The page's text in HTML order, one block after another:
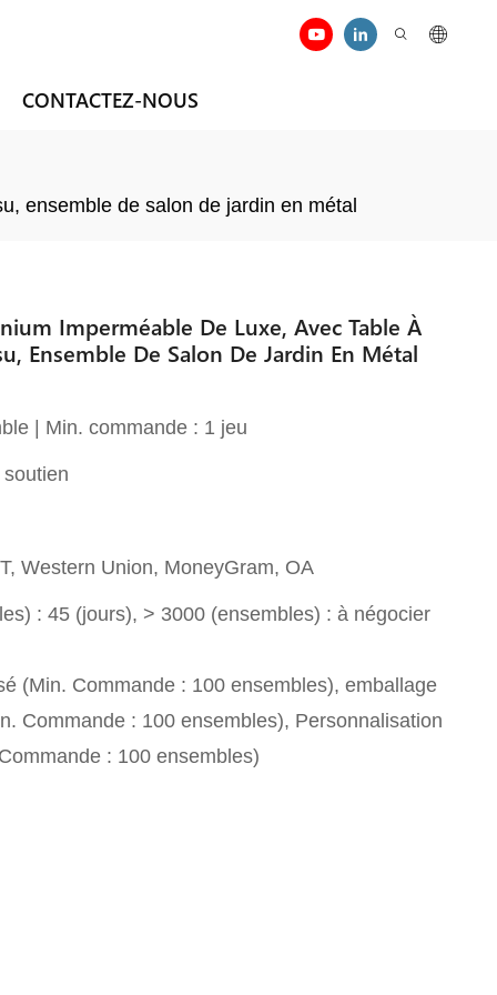
CONTACTEZ-NOUS
ensemble de salon de jardin en métal
Imperméable De Luxe, Avec Table À
Ensemble De Salon De Jardin En Métal
| Min. commande : 1 jeu
Western Union, MoneyGram, OA
: 45 (jours), > 3000 (ensembles) : à négocier
(Min. Commande : 100 ensembles), emballage
Commande : 100 ensembles), Personnalisation
: 100 ensembles)